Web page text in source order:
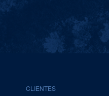
CLIENTES